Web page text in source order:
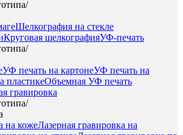
/
Шелкография на стекле
Круговая шелкографияУФ-печать
/
УФ печать на картонеУФ печать на
пластикеОбъемная УФ печать
гравировка
/
на кожеЛазерная гравировка на